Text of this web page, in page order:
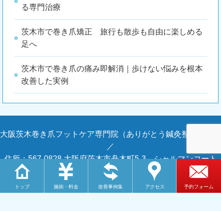
トップ 施術・料金 改善事例集 アクセス 予約フォーム
る専門治療
茨木市で巻き爪矯正 旅行も散歩も自由に楽しめる
足へ
茨木市で巻き爪の痛み即解消｜歩けない悩みを根本
改善した実例
大阪茨木巻き爪フットケア専門院（ありがとう鍼灸整骨院内）
／
住所：567-0828 大阪府茨木市舟木町5-3 シャルマンコート
MORI101 ありがとう鍼灸整骨院内併設／
電話：072-638-5777
Copyright © 2026 大阪茨木巻き爪フットケア専門院（ありが